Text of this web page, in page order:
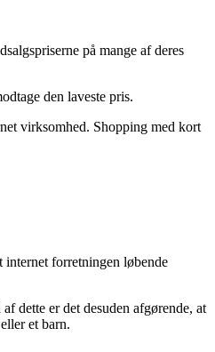
på mange af deres
den laveste pris.
virksomhed. Shopping med kort
forretningen løbende
dette er det desuden afgørende, at
et barn.